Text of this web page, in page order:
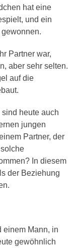
hat eine
und ein
Partner war,
aber sehr selten.
auf die
heute auch
jungen
Partner, der
In diesem
der Beziehung
einem Mann, in
gewöhnlich